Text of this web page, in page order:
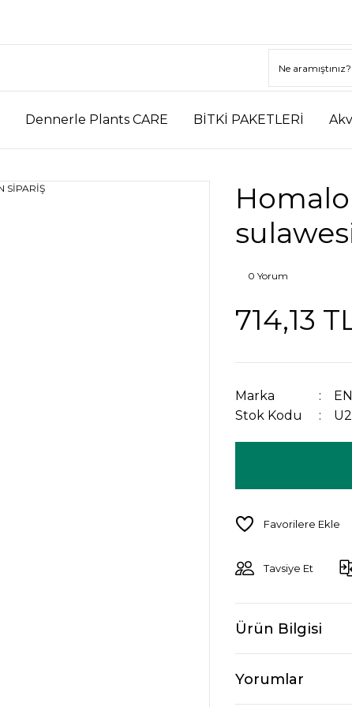
Dennerle Plants CARE BİTKİ PAKETLERİ
0 Yorum
714,13
Marka
Stok Kodu
Tavsiye Et
Ürün Bilgisi
Yorumlar